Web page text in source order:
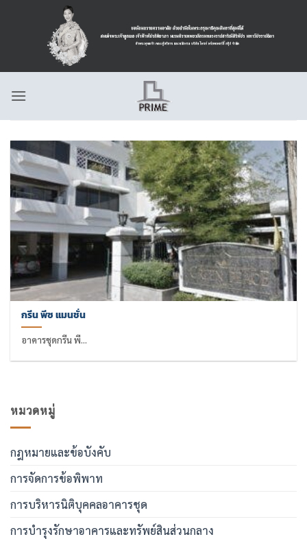
กรีน พีซ แมนชั่น
อาคารชุดกรีน พี...
หมวดหมู่
กฎหมายและข้อบังคับ
การจัดการข้อพิพาท
การบริหารนิติบุคคลอาคารชุด
การบำรุงรักษาอาคารและทรัพย์สินส่วนกลาง